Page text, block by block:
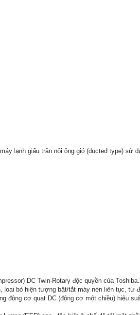
lạnh giấu trần nối ống gió (ducted type)
DC Twin-Rotary độc quyền của
bỏ hiện tượng bật/tắt máy nén liên tục, từ
động cơ quạt DC (động cơ một chiều) hiệu